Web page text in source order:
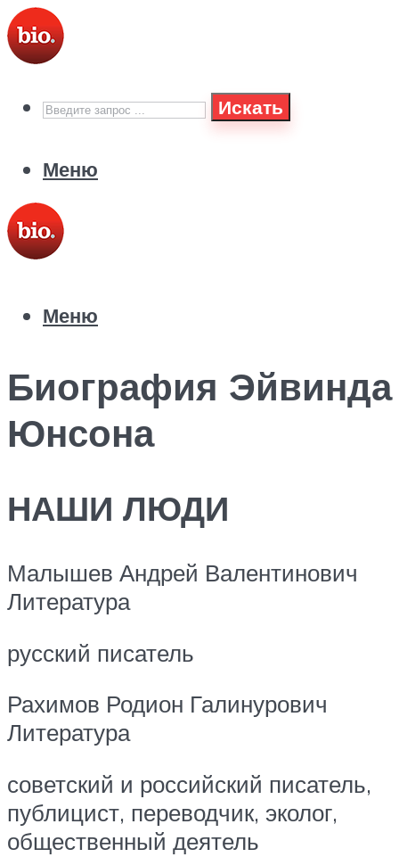
Искать
Меню
Меню
Биография Эйвинда
Юнсона
НАШИ ЛЮДИ
Малышев Андрей Валентинович
Литература
русский писатель
Рахимов Родион Галинурович
Литература
советский и российский писатель,
публицист, переводчик, эколог,
общественный деятель